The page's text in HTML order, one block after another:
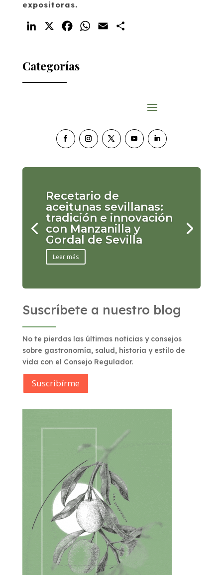
expositoras.
LinkedIn FacebookWhatsApp
Email
Categorías
Recetario de
aceitunas sevillanas:
tradición e innovación
con Manzanilla y
Gordal de Sevilla
Leer más
Suscríbete a nuestro blog
No te pierdas las últimas noticias y consejos
sobre gastronomía, salud, historia y estilo de
vida con el Consejo Regulador.
Suscribírme